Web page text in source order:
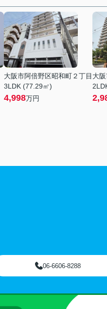
大阪市阿倍野区昭和町２丁目
3LDK (77.29㎡)
4,998万円
大
06-6606-8288